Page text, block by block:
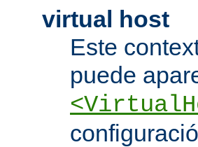
virtual host
Este
puede